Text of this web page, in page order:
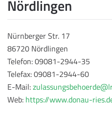
Nördlingen
Nürnberger Str. 17
86720 Nördlingen
Telefon: 09081-2944-35
Telefax: 09081-2944-60
E-Mail:
Web: https://www.donau-